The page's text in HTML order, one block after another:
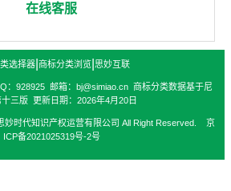
在线客服
选择器| 商标分类浏览| 思妙互联
：928925 邮箱：bj@simiao.cn 商标分类数据基于尼
三版 更新日期：2026年4月20日
妙时代知识产权运营有限公司 All Right Reserved. 京
ICP备2021025319号-2号